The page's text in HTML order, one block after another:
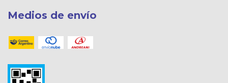
Medios de envío